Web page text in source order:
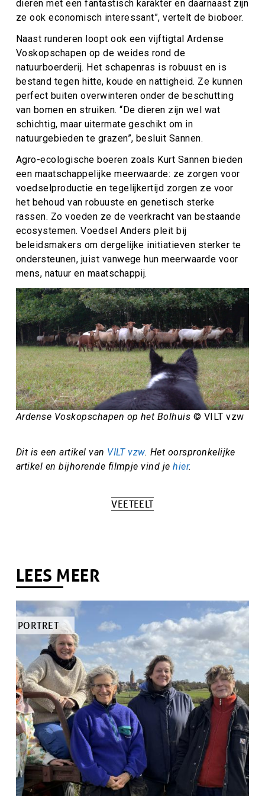
dieren met een fantastisch karakter en daarnaast zijn
ze ook economisch interessant”, vertelt de bioboer.
Naast runderen loopt ook een vijftigtal Ardense
Voskopschapen op de weides rond de
natuurboerderij. Het schapenras is robuust en is
bestand tegen hitte, koude en nattigheid. Ze kunnen
perfect buiten overwinteren onder de beschutting
van bomen en struiken. “De dieren zijn wel wat
schichtig, maar uitermate geschikt om in
natuurgebieden te grazen”, besluit Sannen.
Agro-ecologische boeren zoals Kurt Sannen bieden
een maatschappelijke meerwaarde: ze zorgen voor
voedselproductie en tegelijkertijd zorgen ze voor
het behoud van robuuste en genetisch sterke
rassen. Zo voeden ze de veerkracht van bestaande
ecosystemen. Voedsel Anders pleit bij
beleidsmakers om dergelijke initiatieven sterker te
ondersteunen, juist vanwege hun meerwaarde voor
mens, natuur en maatschappij.
Ardense Voskopschapen op het Bolhuis © VILT vzw
Dit is een artikel van VILT vzw. Het oorspronkelijke
artikel en bijhorende filmpje vind jehier.
VEETEELT
LEES MEER
TYPE
ARTIKEL
PORTRET